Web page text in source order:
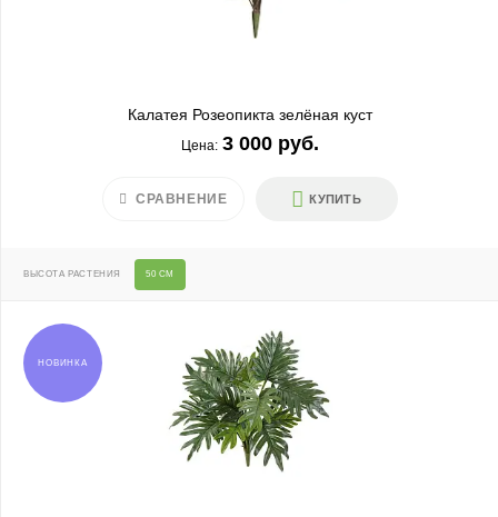
Калатея Розеопикта зелёная куст
Цена: 3 000 руб.
КУПИТЬ
СРАВНЕНИЕ
ВЫСОТА РАСТЕНИЯ 50 СМ
НОВИНКА